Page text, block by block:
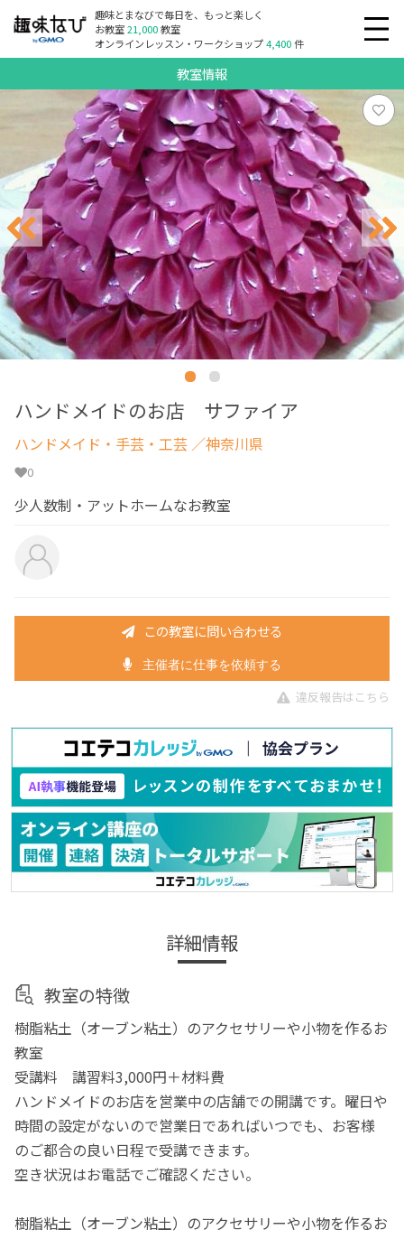
趣味とまなびで毎日を、もっと楽しく
お教室21,000教室
オンラインレッスン・ワークショップ4,400件
教室情報
ハンドメイドのお店 サファイア
ハンドメイド・手芸・工芸 ／神奈川県
0
少人数制・アットホームなお教室
この教室に問い合わせる
主催者に仕事を依頼する
違反報告はこちら
詳細情報
教室の特徴
樹脂粘土（オーブン粘土）のアクセサリーや小物を作るお
教室
受講料 講習料3,000円＋材料費
ハンドメイドのお店を営業中の店舗での開講です。曜日や
時間の設定がないので営業日であればいつでも、お客様
のご都合の良い日程で受講できます。
空き状況はお電話でご確認ください。
樹脂粘土（オーブン粘土）のアクセサリーや小物を作るお